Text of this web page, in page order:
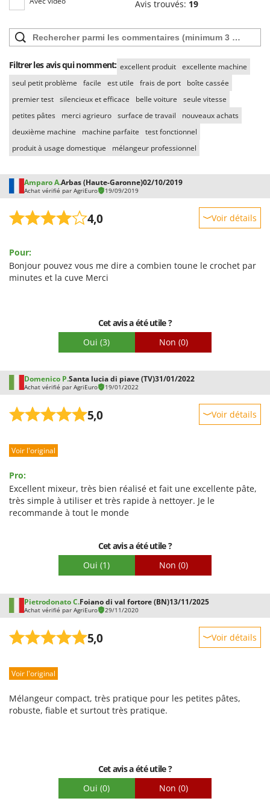
Avis trouvés: 19
Filtrer les avis qui nomment: excellent produit
excellente machine
seul petit problème
facile est utile frais de port
boîte cassée
premier test silencieux et efficace belle voiture
seule vitesse
petites pâtes
merci agrieuro surface de travail
nouveaux achats
deuxième machine
machine parfaite
test fonctionnel
produit à usage domestique
mélangeur professionnel
Amparo A.Arbas (Haute-Garonne)02/10/2019
Achat vérifié par AgriEuro 19/09/2019
4,0 Voir détails
Prestations
Facilité d'utilisation
Pour:
Bonjour pouvez vous me dire a combien toune le crochet par
minutes et la cuve Merci
Cet avis a été utile ?
Oui (3) Non (0)
Domenico P.Santa lucia di piave (TV)31/01/2022
Achat vérifié par AgriEuro 19/01/2022
5,0 Voir détails
Prestations
Qualité / Prix
Facilité de montage
Voir l'original
Pro:
Excellent mixeur, très bien réalisé et fait une excellente pâte,
très simple à utiliser et très rapide à nettoyer. Je le
recommande à tout le monde
Cet avis a été utile ?
Oui (1) Non (0)
Pietrodonato C.Foiano di val fortore (BN)13/11/2025
Achat vérifié par AgriEuro 29/11/2020
5,0 Voir détails
Prestations
Qualité / Prix
Voir l'original
Mélangeur compact, très pratique pour les petites pâtes,
robuste, fiable et surtout très pratique.
Cet avis a été utile ?
Oui (0) Non (0)